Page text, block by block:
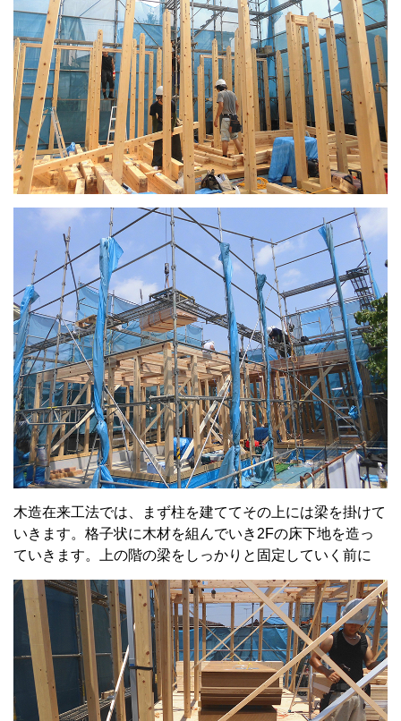
木造在来工法では、まず柱を建ててその上には梁を掛けて
いきます。格子状に木材を組んでいき2Fの床下地を造っ
ていきます。上の階の梁をしっかりと固定していく前に